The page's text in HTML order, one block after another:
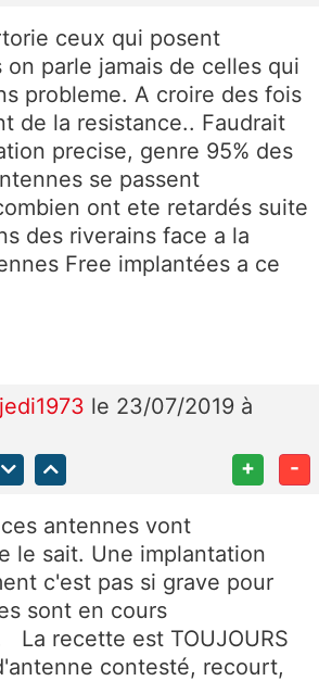
ceux qui posent
on parle jamais de celles qui
probleme. A croire des fois
de la resistance.. Faudrait
precise, genre 95% des
se passent
ont ete retardés suite
des riverains face a la
Free implantées a ce
jedi1973 le 23/07/2019 à
+ -
antennes vont
le sait. Une implantation
c'est pas si grave pour
sont en cours
La recette est TOUJOURS
contesté, recourt,